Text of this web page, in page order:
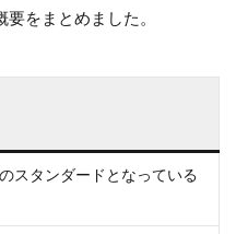
をまとめました。
スタンダードとなっている